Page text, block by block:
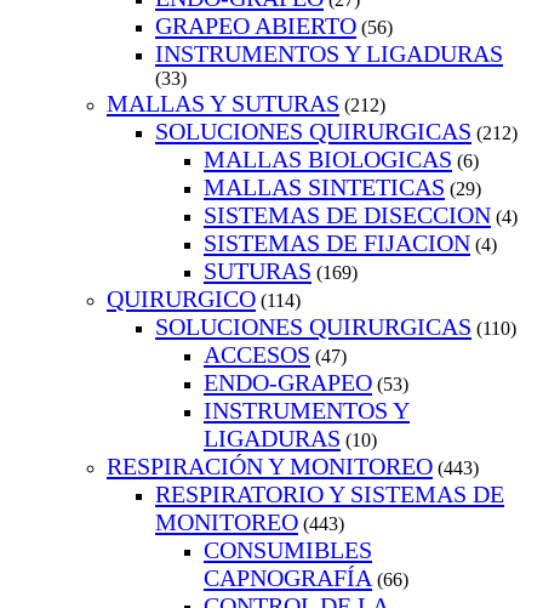
GRAPEO ABIERTO (56)
INSTRUMENTOS Y LIGADURAS
(33)
MALLAS Y SUTURAS (212)
SOLUCIONES QUIRURGICAS (212)
MALLAS BIOLOGICAS (6)
MALLAS SINTETICAS (29)
SISTEMAS DE DISECCION (4)
SISTEMAS DE FIJACION (4)
SUTURAS (169)
QUIRURGICO (114)
SOLUCIONES QUIRURGICAS (110)
ACCESOS (47)
ENDO-GRAPEO (53)
INSTRUMENTOS Y
LIGADURAS (10)
RESPIRACIÓN Y MONITOREO (443)
RESPIRATORIO Y SISTEMAS DE
MONITOREO (443)
CONSUMIBLES
CAPNOGRAFÍA (66)